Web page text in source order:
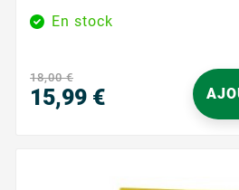
électronique = économique et écologique
les avantages de nos
sans niveau d'encre sont
compétitifs, permettant ainsi
En stock
18,00 €
15,99 €